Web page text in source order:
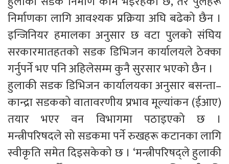
निर्माणका लागि आवश्यक प्रक्रिया अघि बढेको छैन ।
इन्जिनियर हमालका अनुसार छ वटा पुलको संघिय
सरकारमातहतको सडक डिभिजन कार्यालयले ठेक्का
गर्नुपर्ने भए पनि अहिलेसम्म कुनै सुरसार भएको छैन ।
हुलाकी सडक डिभिजन कार्यालयका अनुसार बसन्ता–
कान्द्रा सडकको वातावरणीय प्रभाव मूल्यांकन (ईआए)
तयार भएर वन विभागमा पठाइएको छ ।
मन्त्रीपरिषदले सो सडकमा पर्ने रुखहरू कटानका लागि
स्वीकृति समेत दिइसकेको छ । ‘मन्त्रीपरिषद्ले हुलाकी